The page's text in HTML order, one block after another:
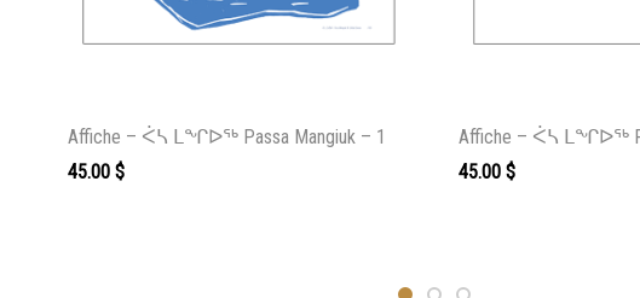
Affiche – ᐹᓴ ᒪᖏᐅᖅ Passa Mangiuk – 1
45.00 $
Affiche – ᐹᓴ ᒪᖏᐅᖅ
45.00 $